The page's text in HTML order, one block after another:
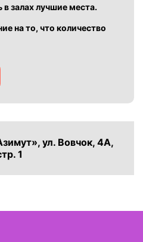
в залах лучшие места.
на то, что количество
ул. Вовчок, 4А,
1